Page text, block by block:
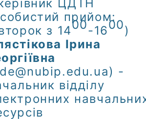
ЦДТН
прийом:
з 1400-1600)
Ірина
-
відділу